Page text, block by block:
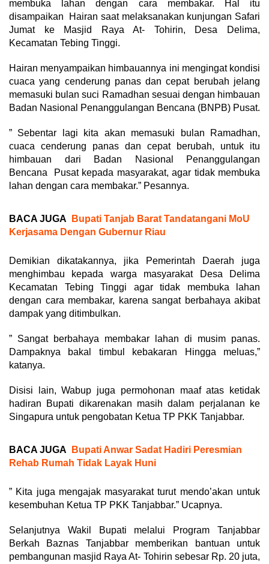
membuka lahan dengan cara membakar. Hal itu
disampaikan Hairan saat melaksanakan kunjungan Safari
Jumat ke Masjid Raya At- Tohirin, Desa Delima,
Kecamatan Tebing Tinggi.
Hairan menyampaikan himbauannya ini mengingat kondisi
cuaca yang cenderung panas dan cepat berubah jelang
memasuki bulan suci Ramadhan sesuai dengan himbauan
Badan Nasional Penanggulangan Bencana (BNPB) Pusat.
” Sebentar lagi kita akan memasuki bulan Ramadhan,
cuaca cenderung panas dan cepat berubah, untuk itu
himbauan dari Badan Nasional Penanggulangan
Bencana Pusat kepada masyarakat, agar tidak membuka
lahan dengan cara membakar.” Pesannya.
BACA JUGA
Bupati Tanjab Barat Tandatangani MoU
Kerjasama Dengan Gubernur Riau
Demikian dikatakannya, jika Pemerintah Daerah juga
menghimbau kepada warga masyarakat Desa Delima
Kecamatan Tebing Tinggi agar tidak membuka lahan
dengan cara membakar, karena sangat berbahaya akibat
dampak yang ditimbulkan.
” Sangat berbahaya membakar lahan di musim panas.
Dampaknya bakal timbul kebakaran Hingga meluas,”
katanya.
Disisi lain, Wabup juga permohonan maaf atas ketidak
hadiran Bupati dikarenakan masih dalam perjalanan ke
Singapura untuk pengobatan Ketua TP PKK Tanjabbar.
BACA JUGA
Bupati Anwar Sadat Hadiri Peresmian
Rehab Rumah Tidak Layak Huni
” Kita juga mengajak masyarakat turut mendo’akan untuk
kesembuhan Ketua TP PKK Tanjabbar.” Ucapnya.
Selanjutnya Wakil Bupati melalui Program Tanjabbar
Berkah Baznas Tanjabbar memberikan bantuan untuk
pembangunan masjid Raya At- Tohirin sebesar Rp. 20 juta,